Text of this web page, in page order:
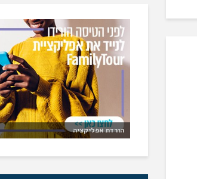
הורדת אפליקציה